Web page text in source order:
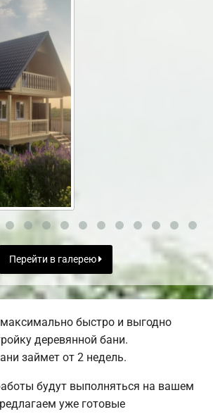
Перейти в галерею
быстро и выгодно
деревянной бани.
займет от 2 недель.
будут выполняться на вашем
уже готовые